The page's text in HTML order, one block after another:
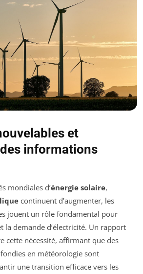
et
informations
mondiales d’énergie solaire,
continuent d’augmenter, les
jouent un rôle fondamental pour
la demande d’électricité. Un rapport
cette nécessité, affirmant que des
en météorologie sont
une transition efficace vers les